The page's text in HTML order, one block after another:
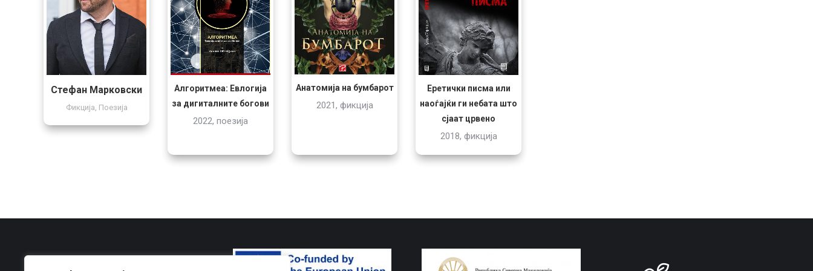
Стефан Марковски
Фикција Поезија
Алгоритмеа: Евлогија
за дигиталните богови
2022, поезија
Анатомија на бумбарот
2021, фикција
Еретички писма или
наоѓајќи ги небата што
сјаат црвено
2018, фикција